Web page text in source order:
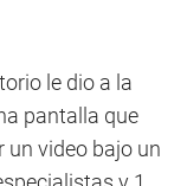
le dio a la
pantalla que
un video bajo un